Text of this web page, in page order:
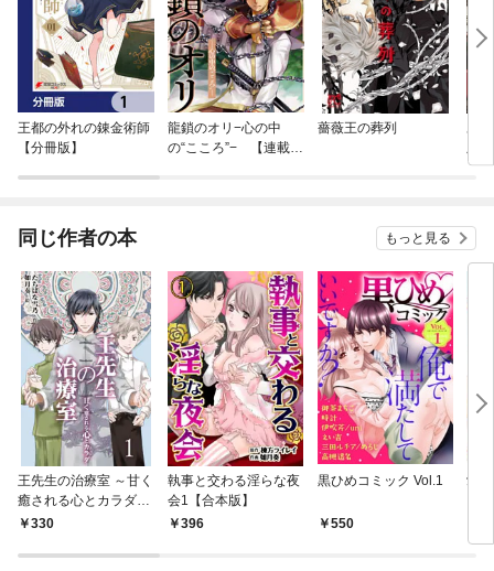
王都の外れの錬金術師
【分冊版】
龍鎖のオリ−心の中
の“こころ”− 【連載
薔薇王の葬列
同じ作者の本 もっと見る
王先生の治療室 ～甘く
癒される心とカラダ
〈和の薬膳レシピ付〉
たし、もっときれいに
330
執事と交わる淫らな夜
会1【合本版】
396
黒ひめコミック Vol.1
550
愛